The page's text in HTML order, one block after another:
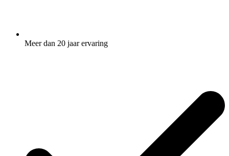
Meer dan 20 jaar ervaring